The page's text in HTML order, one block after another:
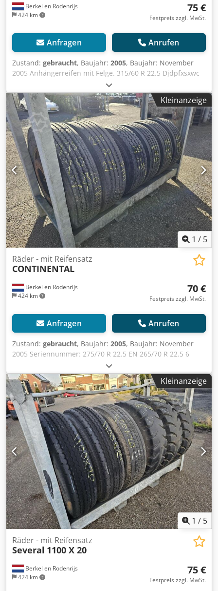
Berkel en Rodenrijs
424 km
75 €
Festpreis zzgl. MwSt.
Anfragen Anrufen
Zustand: gebraucht, Baujahr: 2005, Baujahr: November
2005 Anhängerreifen mit Felge. 315/60 R 22.5 Djdpfxsxwc
Kleinanzeige
1 / 5
Berkel en Rodenrijs
424 km
Räder - mit Reifensatz
CONTINENTAL
70 €
Festpreis zzgl. MwSt.
Anfragen Anrufen
Zustand: gebraucht, Baujahr: 2005, Baujahr: November
2005 Seriennummer: 275/70 R 22.5 EN 265/70 R 22.5 6
GESAMT 8 MM Felgen mit 8 und 10 Loch. Dkodpsxwc U
Nofx Aager
Kleinanzeige
1 / 5
Berkel en Rodenrijs
424 km
Räder - mit Reifensatz
Several 1100 X 20
75 €
Festpreis zzgl. MwSt.